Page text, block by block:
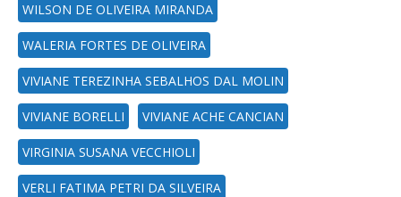
WILSON DE OLIVEIRA MIRANDA
WALERIA FORTES DE OLIVEIRA
VIVIANE TEREZINHA SEBALHOS DAL MOLIN
VIVIANE BORELLI VIVIANE ACHE CANCIAN
VIRGINIA SUSANA VECCHIOLI
VERLI FATIMA PETRI DA SILVEIRA